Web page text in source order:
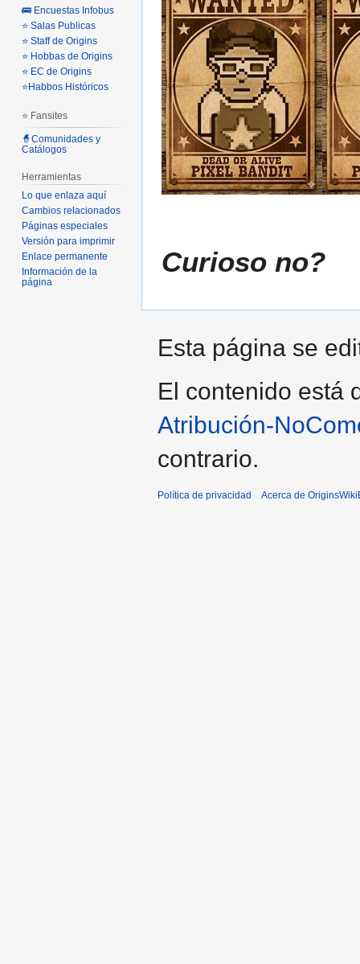
Curioso no?
🚌 Encuestas Infobus
⭐ Salas Publicas
⭐ Staff de Origins
⭐ Hobbas de Origins
⭐ EC de Origins
⭐Habbos Históricos
⭐ Fansites
🧙Comunidades y
Catálogos
Herramientas
Lo que enlaza aquí
Cambios relacionados
Páginas especiales
Versión para imprimir
Enlace permanente
Información de la
página
Esta página se
El contenido está
Atribución-
contrario.
Política de privacidad Acerca de